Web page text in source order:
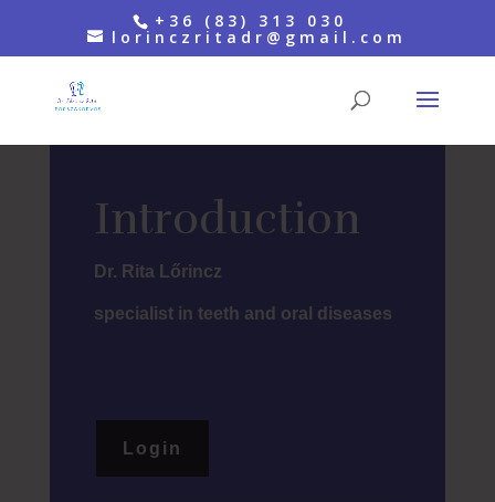
+36 (83) 313 030
lorinczritadr@gmail.com
Introduction
Dr. Rita Lőrincz
specialist in teeth and oral diseases
Login